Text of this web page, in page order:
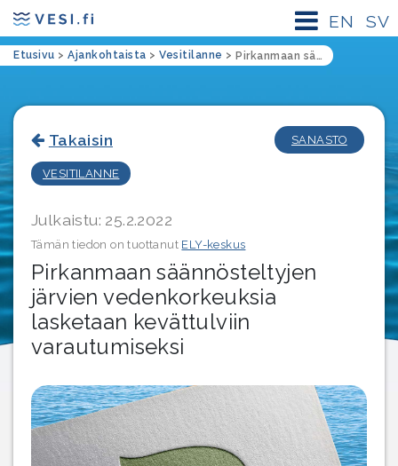
SV
EN
Etusivu > Ajankohtaista > Vesitilanne > Pirkanmaan säännösteltyjen järvien vedenkorkeuksia lasketaan kevättulviin varautumiseksi
Takaisin
VESITILANNE
Julkaistu: 25.2.2022
Tämän tiedon on tuottanut ELY-keskus
Pirkanmaan säännösteltyjen
järvien vedenkorkeuksia
lasketaan kevättulviin
varautumiseksi
SANASTO